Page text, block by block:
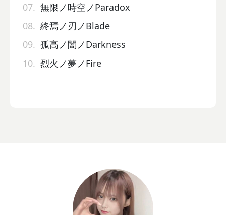
07. 無限ノ時空ノParadox
08. 終焉ノ刃ノBlade
09. 孤高ノ闇ノDarkness
10. 烈火ノ夢ノFire